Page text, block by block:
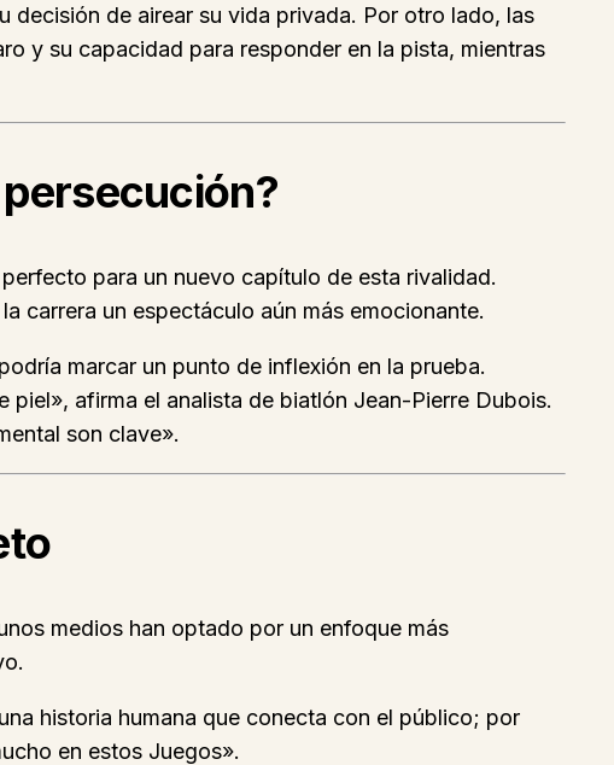
decisión de airear su vida privada. Por otro lado, las
y su capacidad para responder en la pista, mientras
para un nuevo capítulo de esta rivalidad.
carrera un espectáculo aún más emocionante.
marcar un punto de inflexión en la prueba.
afirma el analista de biatlón Jean-Pierre Dubois.
son clave».
medios han optado por un enfoque más
historia humana que conecta con el público; por
en estos Juegos».